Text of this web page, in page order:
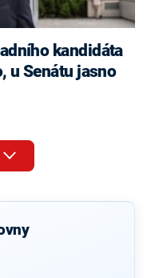
kandidáta
u Senátu jasno